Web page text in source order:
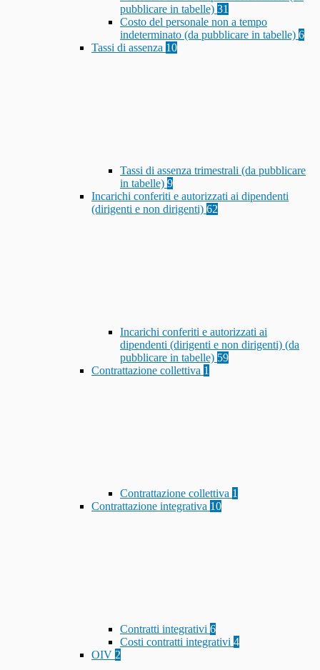
pubblicare in tabelle) 31
Costo del personale non a tempo
indeterminato (da pubblicare in tabelle) 6
Tassi di assenza 10
Tassi di assenza trimestrali (da pubblicare
in tabelle) 9
Incarichi conferiti e autorizzati ai dipendenti
(dirigenti e non dirigenti) 62
Incarichi conferiti e autorizzati ai
dipendenti (dirigenti e non dirigenti) (da
pubblicare in tabelle) 59
Contrattazione collettiva 1
Contrattazione collettiva 1
Contrattazione integrativa 10
Contratti integrativi 6
Costi contratti integrativi 4
OIV 2